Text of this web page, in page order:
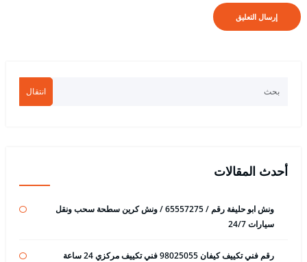
انتقال
أحدث المقالات
ونش ابو حليفة رقم / 65557275 / ونش كرين سطحة سحب ونقل
سيارات 24/7
رقم فني تكييف كيفان 98025055 فني تكييف مركزي 24 ساعة